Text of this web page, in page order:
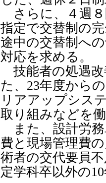
さらに、４週８
指定で交替制の
途中の交替制へ
対応を求める。
技能者の処遇改
た、23年度から
リアアップシス
取り組みなどを
また、設計労務
費と現場管理費
術者の交代要員
定学科卒以外の